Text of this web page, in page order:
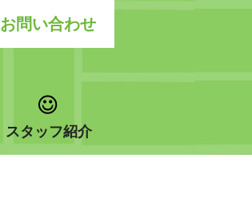
スタッフ紹介
お問い合わせ